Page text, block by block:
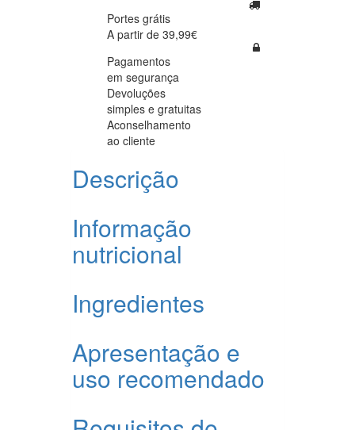
Portes grátis
A partir de 39,99€
Pagamentos
em segurança
Devoluções
simples e gratuitas
Aconselhamento
ao cliente
Descrição
Informação
nutricional
Ingredientes
Apresentação e
uso recomendado